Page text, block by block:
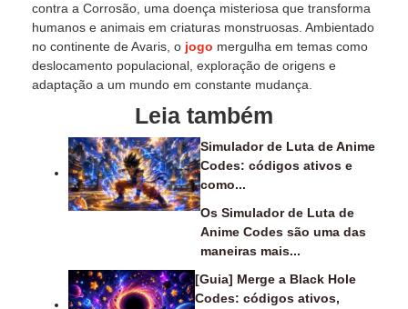
contra a Corrosão, uma doença misteriosa que transforma
humanos e animais em criaturas monstruosas. Ambientado
no continente de Avaris, o jogo mergulha em temas como
deslocamento populacional, exploração de origens e
adaptação a um mundo em constante mudança.
Leia também
Simulador de Luta de Anime
Codes: códigos ativos e
como...
Os Simulador de Luta de
Anime Codes são uma das
maneiras mais...
[Guia] Merge a Black Hole
Codes: códigos ativos,